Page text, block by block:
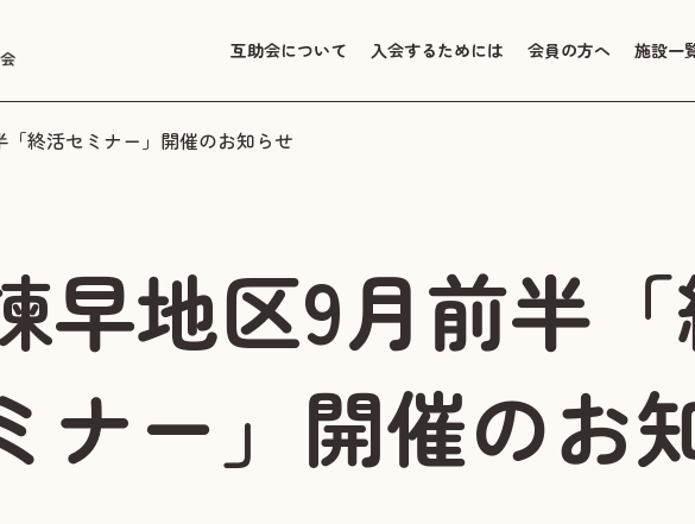
互助会について 入会するためには 会員の方へ 施設一
「終活セミナー」開催のお知らせ
早地区9月前半
ナー」開催のお